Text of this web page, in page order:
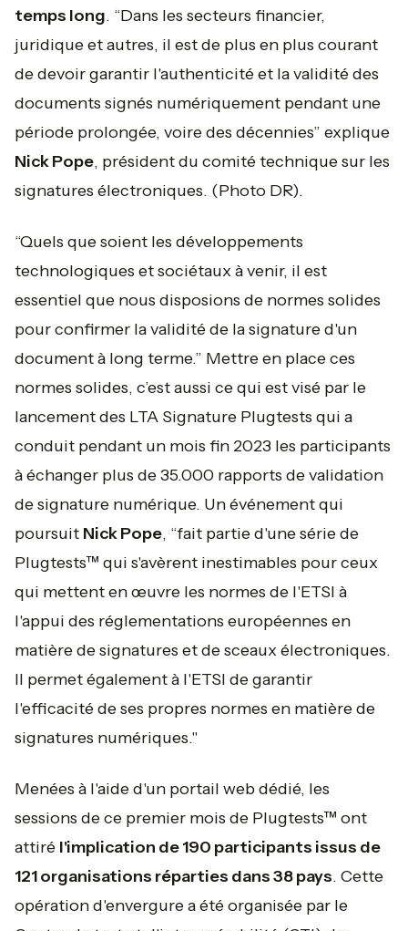
temps long. “Dans les secteurs financier,
juridique et autres, il est de plus en plus courant
de devoir garantir l'authenticité et la validité des
documents signés numériquement pendant une
période prolongée, voire des décennies” explique
Nick Pope, président du comité technique sur les
signatures électroniques. (Photo DR).
“Quels que soient les développements
technologiques et sociétaux à venir, il est
essentiel que nous disposions de normes solides
pour confirmer la validité de la signature d'un
document à long terme.” Mettre en place ces
normes solides, c’est aussi ce qui est visé par le
lancement des LTA Signature Plugtests qui a
conduit pendant un mois fin 2023 les participants
à échanger plus de 35.000 rapports de validation
de signature numérique. Un événement qui
poursuit Nick Pope, “fait partie d'une série de
Plugtests™ qui s'avèrent inestimables pour ceux
qui mettent en œuvre les normes de l'ETSI à
l'appui des réglementations européennes en
matière de signatures et de sceaux électroniques.
Il permet également à l'ETSI de garantir
l'efficacité de ses propres normes en matière de
signatures numériques."
Menées à l'aide d'un portail web dédié, les
sessions de ce premier mois de Plugtests™ ont
attiré l'implication de 190 participants issus de
121 organisations réparties dans 38 pays. Cette
opération d'envergure a été organisée par le